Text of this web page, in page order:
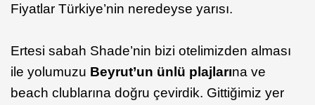
Fiyatlar Türkiye’nin neredeyse yarısı.
Ertesi sabah Shade’nin bizi otelimizden alması
ile yolumuzu Beyrut’un ünlü plajlarına ve
beach clublarına doğru çevirdik. Gittiğimiz yer